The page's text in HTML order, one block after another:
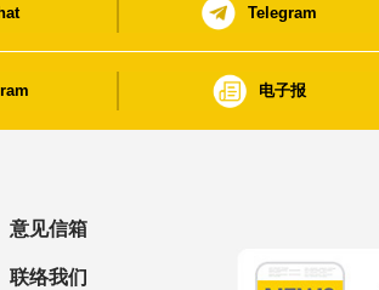
Telegram
电子报
意见信箱
联络我们